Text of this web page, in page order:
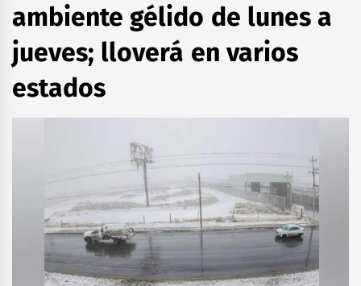
ambiente gélido de lunes a
jueves; lloverá en varios
estados